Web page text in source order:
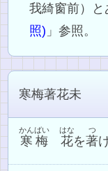
我綺窗前）と
照) 」参照。
寒梅著花未
寒梅
かんばい
花
はな
を著
つ